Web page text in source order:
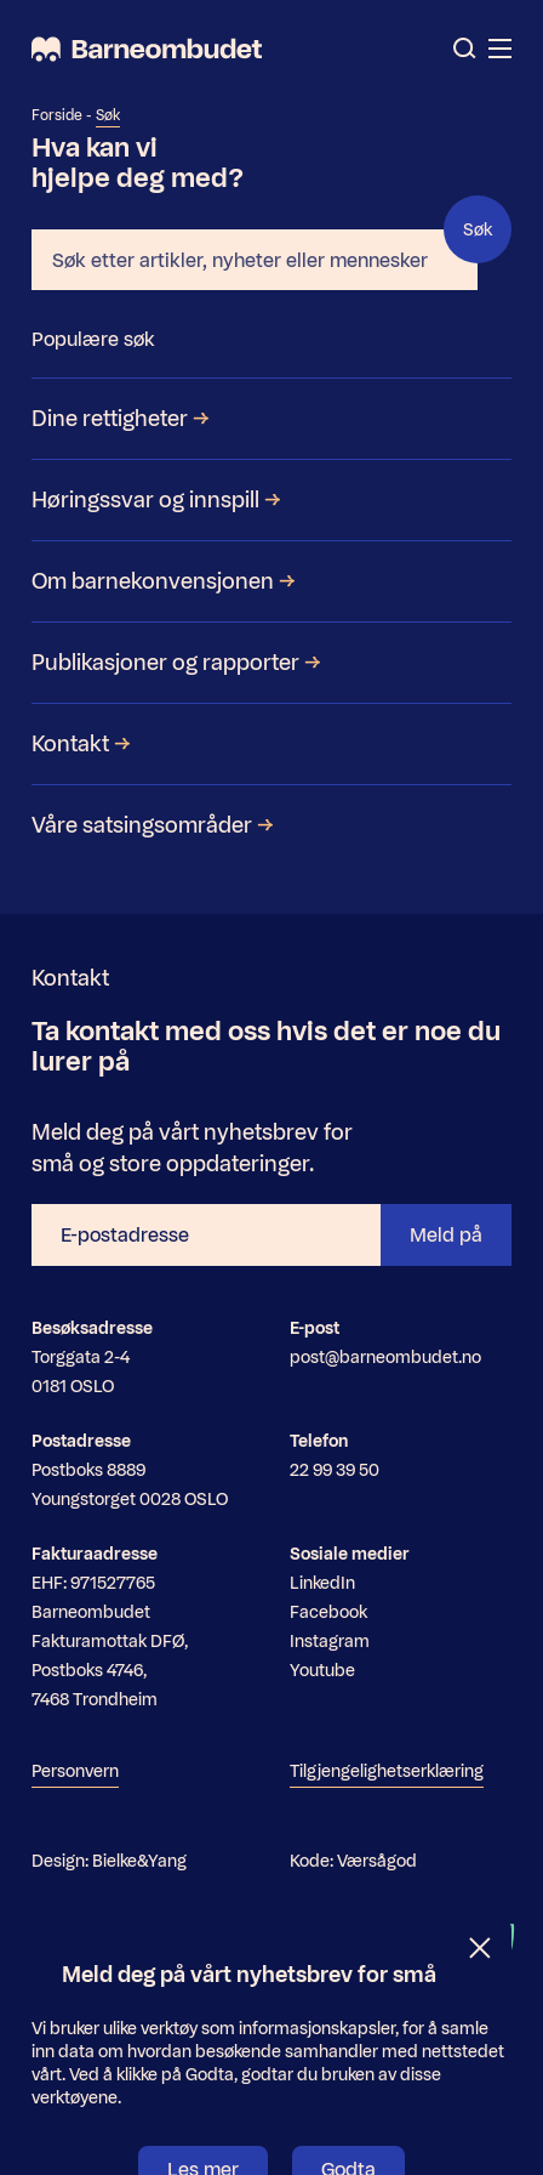
Forside - Søk
Hva kan vi
hjelpe deg med?
Søk
Populære søk
Dine rettigheter
Høringssvar og innspill
Om barnekonvensjonen
Publikasjoner og rapporter
Kontakt
Våre satsingsområder
Kontakt
Nyhetsbrev
Ta kontakt med oss hvis det er noe du
lurer på
Meld deg på vårt nyhetsbrev for
små og store oppdateringer.
postadresse
Meld på
Besøksadresse
Torggata 2-4
0181 OSLO
Postadresse
Postboks 8889
Youngstorget 0028 OSLO
Fakturaadresse
EHF: 971527765
Barneombudet
Fakturamottak DFØ,
Postboks 4746,
7468 Trondheim
Personvern
E-post
post@barneombudet.no
Telefon
22 99 39 50
Sosiale medier
LinkedIn
Facebook
Instagram
Youtube
Tilgjengelighetserklæring
Design: Bielke&Yang Kode:Værsågod
Informasjonskapsler
Vi bruker ulike verktøy som informasjonskapsler, for å samle
inn data om hvordan besøkende samhandler med nettstedet
vårt. Ved å klikke på Godta, godtar du bruken av disse
verktøyene.
Les mer Godta
Meld deg på vårt nyhetsbrev for små
E-
postadresse
Send inn